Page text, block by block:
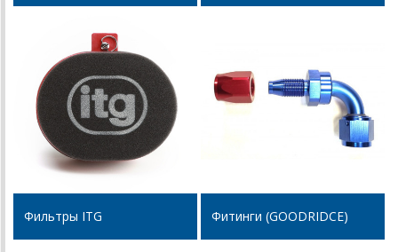
Фильтры ITG Фитинги (GOODRIDCE)